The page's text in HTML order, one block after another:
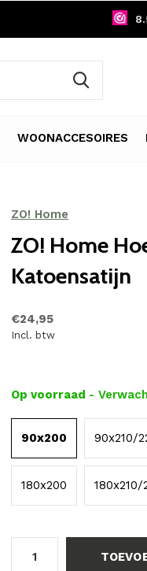
WOONACCESOIRES
ZO! Home
ZO! Home
Katoensatijn
€24,95
Incl. btw
Op voorraad -
90x200 90x210/
180x200 180x210/